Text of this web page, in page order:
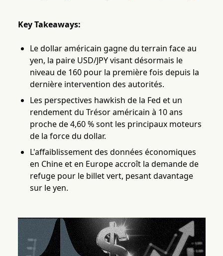
Key Takeaways:
Le dollar américain gagne du terrain face au
yen, la paire USD/JPY visant désormais le
niveau de 160 pour la première fois depuis la
dernière intervention des autorités.
Les perspectives hawkish de la Fed et un
rendement du Trésor américain à 10 ans
proche de 4,60 % sont les principaux moteurs
de la force du dollar.
L'affaiblissement des données économiques
en Chine et en Europe accroît la demande de
refuge pour le billet vert, pesant davantage
sur le yen.